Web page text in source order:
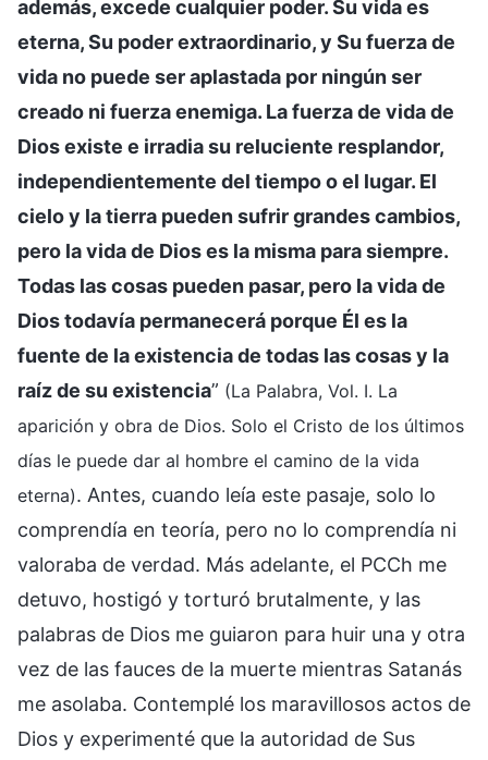
además, excede cualquier poder. Su vida es
eterna, Su poder extraordinario, y Su fuerza de
vida no puede ser aplastada por ningún ser
creado ni fuerza enemiga. La fuerza de vida de
Dios existe e irradia su reluciente resplandor,
independientemente del tiempo o el lugar. El
cielo y la tierra pueden sufrir grandes cambios,
pero la vida de Dios es la misma para siempre.
Todas las cosas pueden pasar, pero la vida de
Dios todavía permanecerá porque Él es la
fuente de la existencia de todas las cosas y la
raíz de su existencia” (La Palabra, Vol. I. La
aparición y obra de Dios. Solo el Cristo de los últimos
días le puede dar al hombre el camino de la vida
eterna). Antes, cuando leía este pasaje, solo lo
comprendía en teoría, pero no lo comprendía ni
valoraba de verdad. Más adelante, el PCCh me
detuvo, hostigó y torturó brutalmente, y las
palabras de Dios me guiaron para huir una y otra
vez de las fauces de la muerte mientras Satanás
me asolaba. Contemplé los maravillosos actos de
Dios y experimenté que la autoridad de Sus